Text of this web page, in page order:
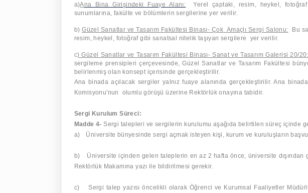
a)Ana Bina Girişindeki Fuaye Alanı:
Yerel çaptaki, resim, heykel,
sunumlarına, fakülte ve bölümlerin sergilerine yer verilir.
b) Güzel Sanatlar ve Tasarım Fakültesi Binası- Çok Amaçlı Sergi Salonu:
Bu
resim, heykel, fotoğraf gibi sanatsal nitelik taşıyan sergilere
yer verilir.
c) Güzel Sanatlar ve Tasarım Fakültesi Binası- Sanat ve Tasarım Galerisi 20/20:
sergileme prensipleri çerçevesinde, Güzel Sanatlar ve Tasarım Fakültesi
belirlenmiş olan konsept içerisinde gerçekleştirilir.
Ana binada açılacak sergiler yalnız fuaye alanında gerçekleştirilir. Ana
Komisyonu'nun
olumlu görüşü üzerine Rektörlük onayına tabidir.
Sergi Kurulum Süreci:
Madde 4-Sergi talepleri ve sergilerin kurulumu aşağıda belirtilen süreç içinde
a)
Üniversite bünyesinde sergi açmak isteyen kişi, kurum ve kuruluşların
b) Üniversite içinden gelen taleplerin en az 2 hafta önce, üniversite
Rektörlük Makamına yazı ile bildirilmesi gerekir.
c)
Sergi talep yazısı öncelikli olarak Öğrenci ve Kurumsal Faaliyetler